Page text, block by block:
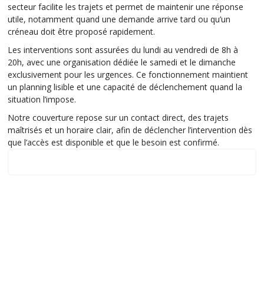
secteur facilite les trajets et permet de maintenir une réponse
utile, notamment quand une demande arrive tard ou qu’un
créneau doit être proposé rapidement.
Les interventions sont assurées du lundi au vendredi de 8h à
20h, avec une organisation dédiée le samedi et le dimanche
exclusivement pour les urgences. Ce fonctionnement maintient
un planning lisible et une capacité de déclenchement quand la
situation l’impose.
Notre couverture repose sur un contact direct, des trajets
maîtrisés et un horaire clair, afin de déclencher l’intervention dès
que l’accès est disponible et que le besoin est confirmé.